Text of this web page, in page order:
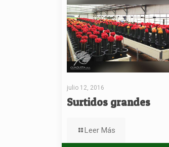
julio 12, 2016
Surtidos grandes
Leer Más